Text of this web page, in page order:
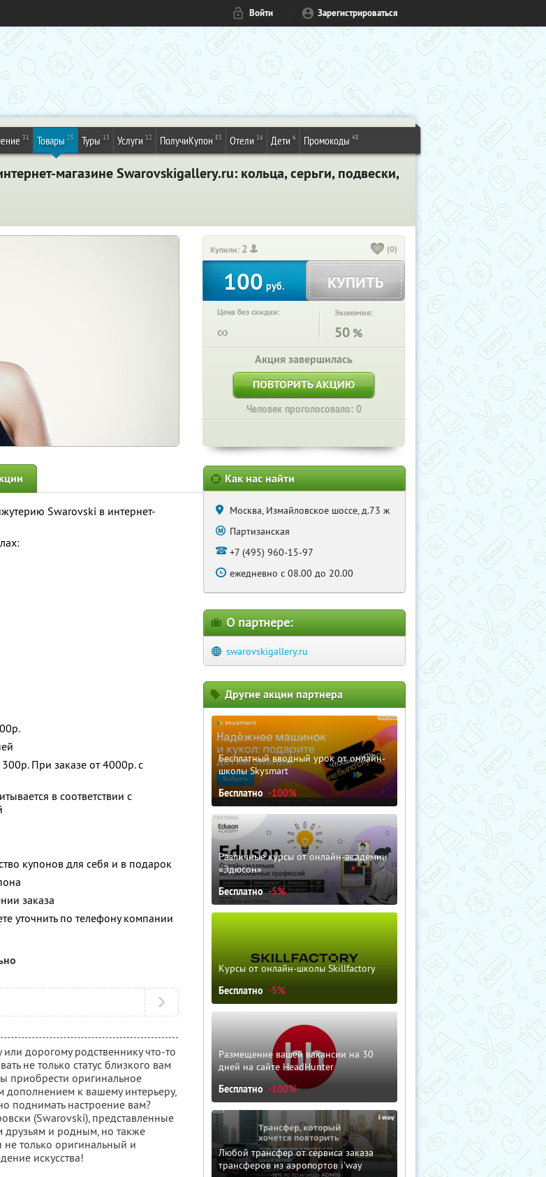
Войти Зарегистрироваться
31 Товары 25 Туры 13 Услуги 12 ПолучиКупон 83 Отели 16 Дети 6 Промокоды 48
магазине Swarovskigallery.ru: кольца, серьги, подвески,
Купили: 2 (0)
100 руб. КУПИТЬ
Цена без скидки:
∞
Экономия:
50 %
Акция завершилась
ПОВТОРИТЬ АКЦИЮ
Человек проголосовало: 0
Swarovski в интернет-
При заказе от 4000р. с
в соответствии с
купонов для себя и в подарок
заказа
уточнить по телефону компании
дорогому родственнику что-то
не только статус близкого вам
приобрести оригинальное
дополнением к вашему интерьеру,
поднимать настроение вам?
(Swarovski), представленные
друзьям и родным, но также
только оригинальный и
искусства!
Как нас найти
Москва, Измайловское шоссе, д.73 ж
Партизанская
+7 (495) 960-15-97
ежедневно с 08.00 до 20.00
О партнере:
swarovskigallery.ru
Другие акции партнера
Бесплатный вводный урок от онлайн-
школы Skysmart
Бесплатно -100%
Различные курсы от онлайн-академии
«Эдюсон»
Бесплатно -5%
Курсы от онлайн-школы Skillfactory
Бесплатно -5%
Размещение вашей вакансии на 30
дней на сайте HeadHunter
Бесплатно -100%
Любой трансфер от сервиса заказа
трансферов из аэропортов i'way